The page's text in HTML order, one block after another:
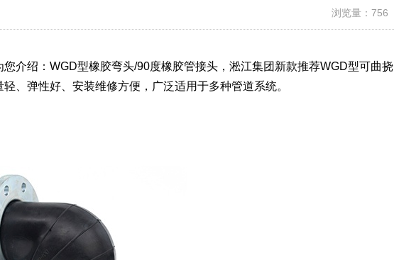
浏览量：756
您介绍：WGD型橡胶弯头/90度橡胶管接头，淞江集团新款推荐WGD型可曲挠
、弹性好、安装维修方便，广泛适用于多种管道系统。